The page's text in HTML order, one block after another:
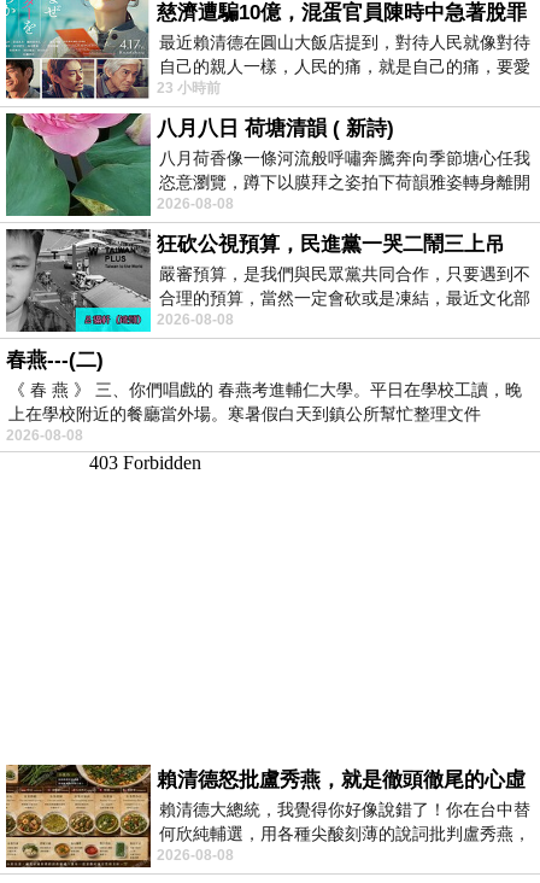
慈濟遭騙10億，混蛋官員陳時中急著脫罪
最近賴清德在圓山大飯店提到，對待人民就像對待
自己的親人一樣，人民的痛，就是自己的痛，要愛
民如親，說的這麼好聽，實際上根本沒做
23 小時前
八月八日 荷塘清韻 ( 新詩)
八月荷香像一條河流般呼嘯奔騰奔向季節塘心任我
恣意瀏覽，蹲下以膜拜之姿拍下荷韻雅姿轉身離開
時我把美麗的遐想掛在亭亭葉柄上盼望
2026-08-08
狂砍公視預算，民進黨一哭二鬧三上吊
嚴審預算，是我們與民眾黨共同合作，只要遇到不
合理的預算，當然一定會砍或是凍結，最近文化部
要編列公視和Taiwan plus預算，在110年
2026-08-08
春燕---(二)
《 春 燕 》 三、你們唱戲的 春燕考進輔仁大學。平日在學校工讀，晚
上在學校附近的餐廳當外場。寒暑假白天到鎮公所幫忙整理文件
2026-08-08
賴清德怒批盧秀燕，就是徹頭徹尾的心虛
賴清德大總統，我覺得你好像說錯了！你在台中替
何欣純輔選，用各種尖酸刻薄的說詞批判盧秀燕，
罵她施政滿意度輸給陳其邁，甚至還說盧
2026-08-08